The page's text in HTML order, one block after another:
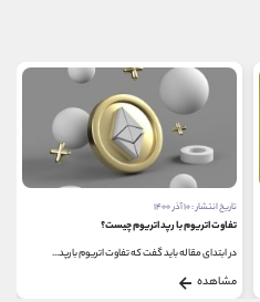
تاریخ انتشار : ۱۰ آذر ۱۴۰۰
تفاوت اتریوم با رپد اتریوم چیست؟
در ابتدای مقاله باید گفت که تفاوت اتریوم با رپد...
مشاهده